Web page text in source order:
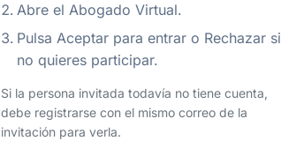
Abre el Abogado Virtual.
Pulsa Aceptar para entrar o Rechazar si
no quieres participar.
Si la persona invitada todavía no tiene cuenta,
debe registrarse con el mismo correo de la
invitación para verla.